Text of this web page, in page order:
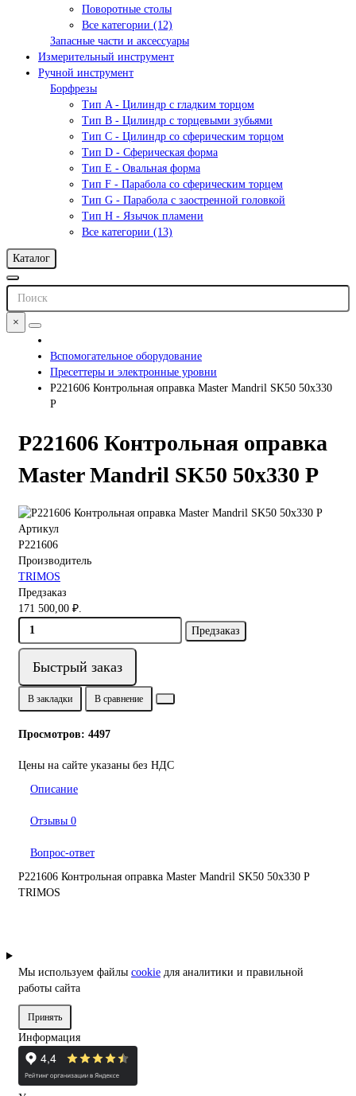
Поворотные столы
Все категории (12)
Запасные части и аксессуары
Измерительный инструмент
Ручной инструмент
Борфрезы
Тип A - Цилиндр с гладким торцом
Тип В - Цилиндр с торцевыми зубьями
Тип С - Цилиндр со сферическим торцом
Тип D - Сферическая форма
Тип Е - Овальная форма
Тип F - Парабола со сферическим торцем
Тип G - Парабола с заостренной головкой
Тип H - Язычок пламени
Все категории (13)
Каталог
×
Вспомогательное оборудование
Пресеттеры и электронные уровни
P221606 Контрольная оправка Master Mandril SK50 50x330
P
P221606 Контрольная оправка
Master Mandril SK50 50x330 P
Артикул
P221606
Производитель
TRIMOS
Предзаказ
171 500,00 ₽.
Предзаказ
Быстрый заказ
В закладки В сравнение
Просмотров: 4497
Цены на сайте указаны без НДС
Описание
Отзывы 0
Вопрос-ответ
P221606 Контрольная оправка Master Mandril SK50 50x330 P
TRIMOS
Мы используем файлы cookie для аналитики и правильной
работы сайта
Принять
Информация